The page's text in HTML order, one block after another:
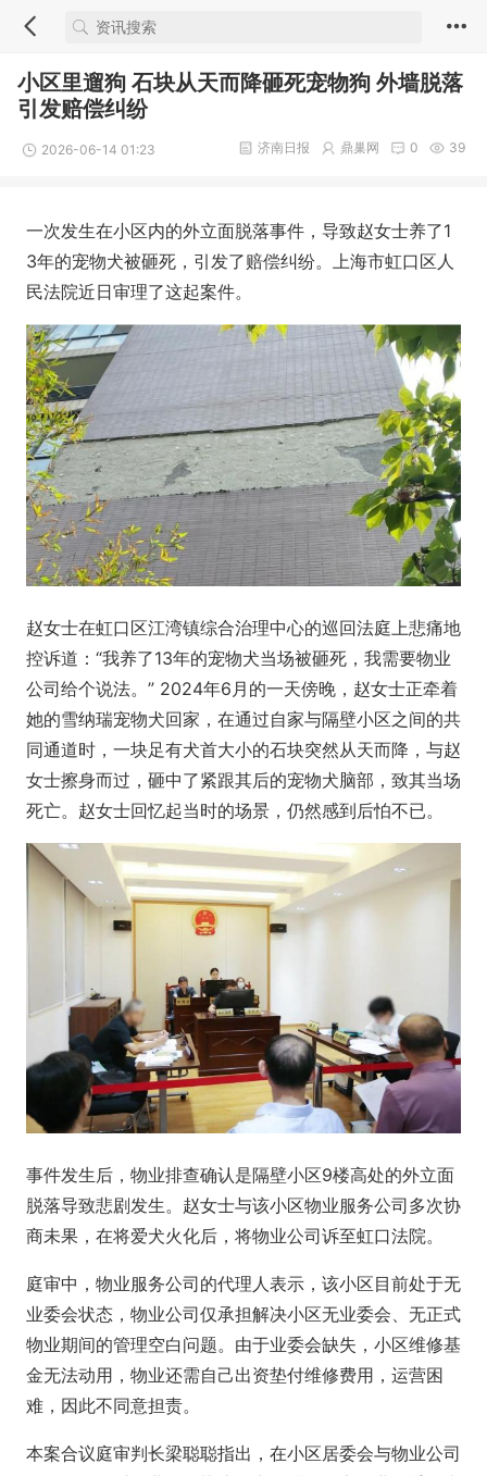
小区里遛狗 石块从天而降砸死宠物狗 外墙脱落
引发赔偿纠纷
2026-06-14 01:23 39
0
鼎巢网
济南日报
一次发生在小区内的外立面脱落事件，导致赵女士养了1
3年的宠物犬被砸死，引发了赔偿纠纷。上海市虹口区人
民法院近日审理了这起案件。
赵女士在虹口区江湾镇综合治理中心的巡回法庭上悲痛地
控诉道：“我养了13年的宠物犬当场被砸死，我需要物业
公司给个说法。” 2024年6月的一天傍晚，赵女士正牵着
她的雪纳瑞宠物犬回家，在通过自家与隔壁小区之间的共
同通道时，一块足有犬首大小的石块突然从天而降，与赵
女士擦身而过，砸中了紧跟其后的宠物犬脑部，致其当场
死亡。赵女士回忆起当时的场景，仍然感到后怕不已。
事件发生后，物业排查确认是隔壁小区9楼高处的外立面
脱落导致悲剧发生。赵女士与该小区物业服务公司多次协
商未果，在将爱犬火化后，将物业公司诉至虹口法院。
庭审中，物业服务公司的代理人表示，该小区目前处于无
业委会状态，物业公司仅承担解决小区无业委会、无正式
物业期间的管理空白问题。由于业委会缺失，小区维修基
金无法动用，物业还需自己出资垫付维修费用，运营困
难，因此不同意担责。
本案合议庭审判长梁聪聪指出，在小区居委会与物业公司